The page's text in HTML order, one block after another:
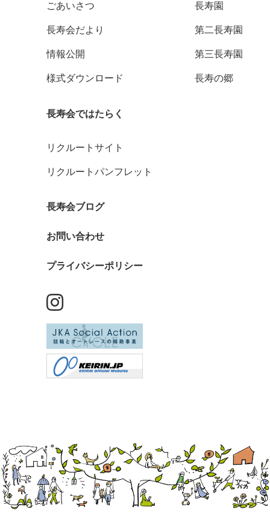
ごあいさつ
長寿会だより
情報公開
様式ダウンロード
長寿園
第二長寿園
第三長寿園
長寿の郷
長寿会ではたらく
リクルートサイト
リクルートパンフレット
長寿会ブログ
お問い合わせ
プライバシーポリシー